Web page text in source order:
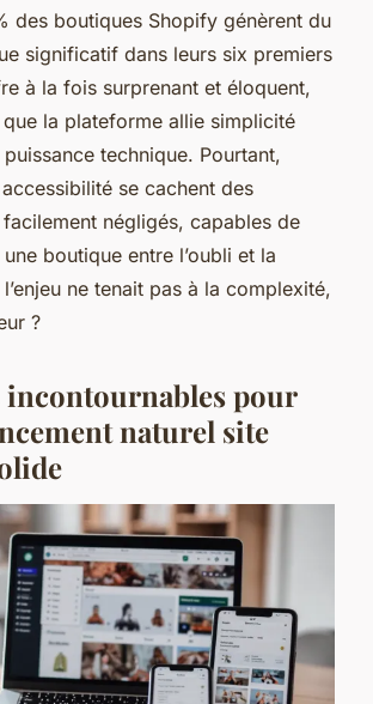
des boutiques Shopify génèrent du
significatif dans leurs six premiers
à la fois surprenant et éloquent,
la plateforme allie simplicité
puissance technique. Pourtant,
se cachent des
facilement négligés, capables de
boutique entre l’oubli et la
ne tenait pas à la complexité,
?
incontournables pour
naturel site